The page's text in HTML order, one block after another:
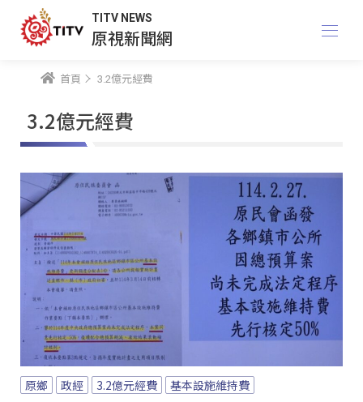
TITV NEWS
原視新聞網
首頁 3.2億元經費
3.2億元經費
原鄉 政經 3.2億元經費 基本設施維持費